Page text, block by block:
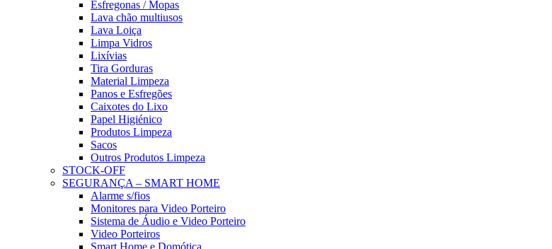
Esfregonas / Mopas
Lava chão multiusos
Lava Loiça
Limpa Vidros
Lixívias
Tira Gorduras
Material Limpeza
Panos e Esfregões
Caixotes do Lixo
Papel Higiénico
Produtos Limpeza
Sacos
Outros Produtos Limpeza
STOCK-OFF
SEGURANÇA – SMART HOME
Alarme s/fios
Monitores para Video Porteiro
Sistema de Áudio e Video Porteiro
Video Porteiros
Smart Home e Domótica